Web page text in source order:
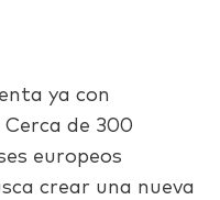
ya con
de 300
europeos
crear una nueva